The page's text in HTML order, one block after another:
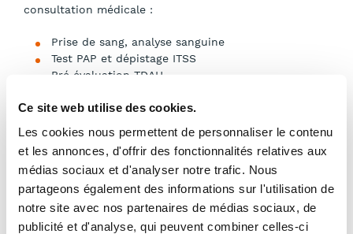
Ce site web utilise des cookies.
Les cookies nous permettent de personnaliser le contenu
et les annonces, d'offrir des fonctionnalités relatives aux
médias sociaux et d'analyser notre trafic. Nous
partageons également des informations sur l'utilisation de
notre site avec nos partenaires de médias sociaux, de
publicité et d'analyse, qui peuvent combiner celles-ci
consultation médicale :
Prise de sang, analyse sanguine
Test PAP et dépistage ITSS
Pré évaluation TDAH
Éruption cutanées
Fièvre
Verrues
Formulaires d’assurance SAAQ
Dépistage du diabète
Dépistage du cancer du col de l’utérus, de la
prostate, du sein ou du côlon